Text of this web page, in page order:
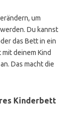
um
Du kannst
das Bett in ein
deinem Kind
Das macht die
Kinderbett